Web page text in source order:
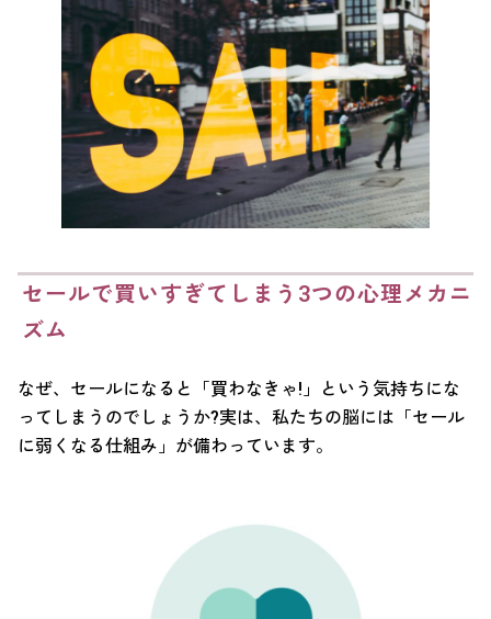
セールで買いすぎてしまう3つの心理メカニ
ズム
なぜ、セールになると「買わなきゃ!」という気持ちにな
ってしまうのでしょうか?実は、私たちの脳には「セール
に弱くなる仕組み」が備わっています。